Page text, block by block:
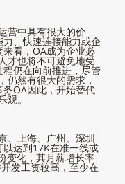
营中具有很大的价
、快速连接能力或企
看，OA成为企业必
才也将不可避免地受
仍在向前推进，尽管
仍然有很大的需求，
OA因此，开始替代
。
、上海、广州、深圳
达到17K在准一线或
变化，其月薪增长率
发工资较高，至少在